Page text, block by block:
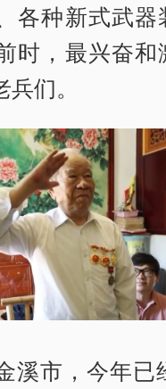
各种新式武器
时，最兴奋和
们。
市，今年已